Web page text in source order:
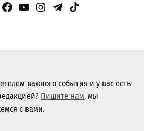
Facebook Page
YouTube
Instagram
Telegram
TikTok
важного события и у вас есть
Пишите нам, мы
с вами.